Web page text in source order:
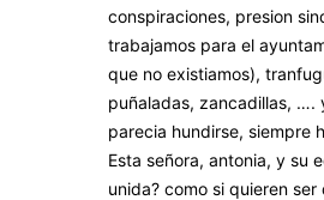
conspiraciones, presion
trabajamos para el
que no existiamos),
puñaladas, zancadillas, ….
parecia hundirse, siempre
Esta señora, antonia, y su
unida? como si quieren ser